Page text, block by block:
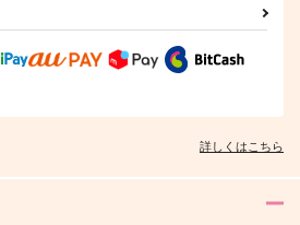
詳しくはこちら